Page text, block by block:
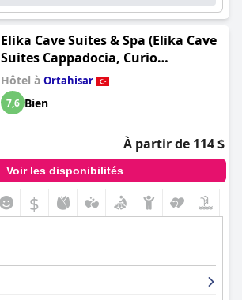
Elika Cave Suites & Spa (Elika Cave
Suites Cappadocia, Curio
Collection by Hilton)
Hôtel à Ortahisar
7,6 Bien
À partir de 114 $
Voir les disponibilités
$